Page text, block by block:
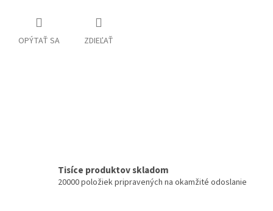
OPÝTAŤ SA ZDIEĽAŤ
Tisíce produktov skladom
20000 položiek pripravených na okamžité odoslanie